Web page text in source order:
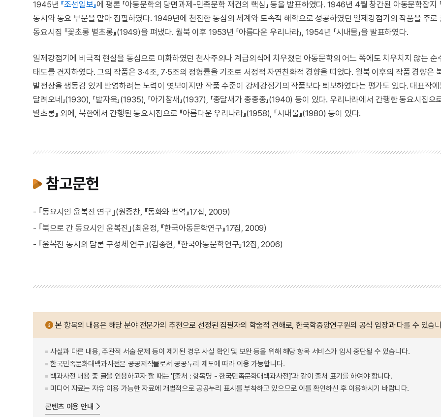
1945년 『조선일보』에 평론 「아동문학의 당면과제-민족문학 재건의 핵심」 등을 발표하였다. 1946년 4월 창간된 아동문학잡지
동시와 동요 부문을 맡아 집필하였다. 1949년에 천진한 동심의 세계와 토속적 해학으로 성공하였던 일제강점기의 작품을 주로
동요시집 『꽃초롱 별초롱』(1949)을 펴냈다. 월북 이후 1953년 「아름다운 우리나라」, 1954년 「시내물」을 발표하였다.
일제강점기에 비극적 현실을 동심으로 미화하였던 천사주의나 계급의식에 치우쳤던 아동문학의 어느 쪽에도 치우치지 않는 순
태도를 견지하였다. 그의 작품은 3·4조, 7·5조의 정형률을 기조로 서정적 자연친화적 경향을 띠었다. 월북 이후의 작품 경향은
발전상을 생동감 있게 반영하려는 노력이 엿보이지만 작품 수준이 강제강점기의 작품보다 퇴보하였다는 평가도 있다. 대표작에
달려오네」(1930), 「발자욱」(1935), 「아기참새」(1937), 「종달새가 종종종」(1940) 등이 있다. 우리나라에서 간행한 동요시집으
별초롱』 외에, 북한에서 간행된 동요시집으로 『아름다운 우리나라』(1958), 『시내물』(1980) 등이 있다.
참고문헌
- ｢동요시인 윤복진 연구｣(원종찬, 『동화와 번역』17집, 2009)
- ｢북으로 간 동요시인 윤복진｣(최윤정, 『한국아동문학연구』17집, 2009)
- ｢윤복진 동시의 담론 구성체 연구｣(김종헌, 『한국아동문학연구』12집, 2006)
본 항목의 내용은 해당 분야 전문가의 추천으로 선정된 집필자의 학술적 견해로, 한국학중앙연구원의 공식 입장과 다를 수 있습
사실과 다른 내용, 주관적 서술 문제 등이 제기된 경우 사실 확인 및 보완 등을 위해 해당 항목 서비스가 임시 중단될 수 있습니다.
한국민족문화대백과사전은 공공저작물로서 공공누리 제도에 따라 이용 가능합니다.
백과사전 내용 중 글을 인용하고자 할 때는 '[출처 : 항목명 - 한국민족문화대백과사전]'과 같이 출처 표기를 하여야 합니다.
미디어 자료는 자유 이용 가능한 자료에 개별적으로 공공누리 표시를 부착하고 있으므로 이를 확인하신 후 이용하시기 바랍니다.
콘텐츠 이용 안내